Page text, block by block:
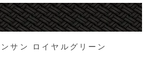
サン ロイヤルグリーン